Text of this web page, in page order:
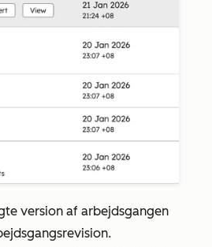
version af arbejdsgangen